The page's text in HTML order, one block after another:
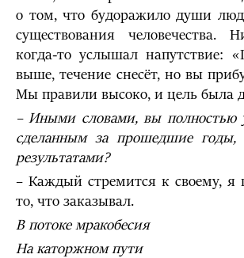
о том, что будоражило души
существования человечества.
когда-то услышал напутствие:
выше, течение снесёт, но вы
Мы правили высоко, и цель была
– Иными словами, вы полностью
сделанным за прошедшие годы,
результатами?
– Каждый стремится к своему, я
то, что заказывал.
В потоке мракобесия
На каторжном пути